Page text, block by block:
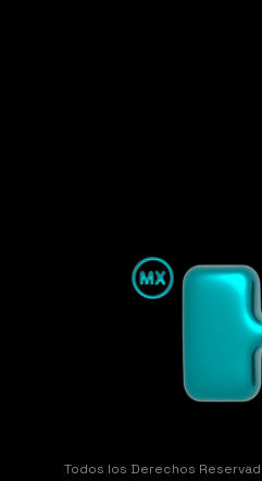
Todos los Derechos